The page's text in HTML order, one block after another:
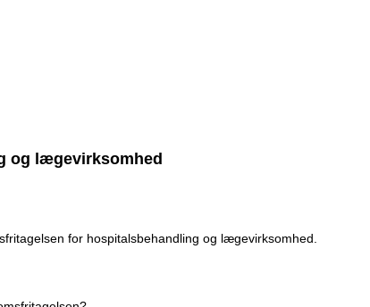
og lægevirksomhed
for hospitalsbehandling og lægevirksomhed.